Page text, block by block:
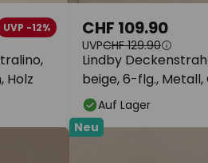
Holz
UVP -12%
Lindby
beige, 6-flg., Metall,
CHF 109.90
UVPCHF 129.90
Auf Lager
Neu